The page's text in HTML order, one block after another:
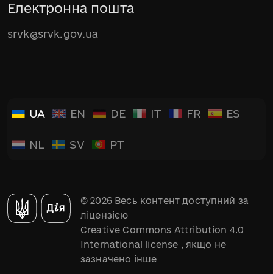
Електронна пошта
srvk@srvk.gov.ua
UA EN DE IT FR ES
NL SV PT
© 2026 Весь контент доступний за
ліцензією
Creative Commons Attribution 4.0
International license , якщо не
зазначено інше